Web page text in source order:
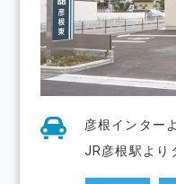
彦根インター
JR彦根駅より